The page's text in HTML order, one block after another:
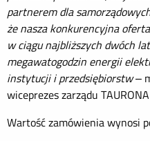
partnerem dla
że nasza konkurencyjna
w ciągu najbliższych dwóch
megawatogodzin energii
instytucji i przedsiębiorstw–
wiceprezes zarządu
Wartość zamówienia wynosi